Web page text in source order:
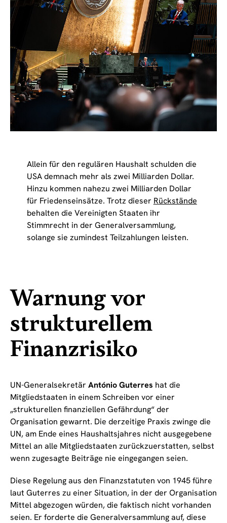
Allein für den regulären Haushalt schulden die
USA demnach mehr als zwei Milliarden Dollar.
Hinzu kommen nahezu zwei Milliarden Dollar
für Friedenseinsätze. Trotz dieser Rückstände
behalten die Vereinigten Staaten ihr
Stimmrecht in der Generalversammlung,
solange sie zumindest Teilzahlungen leisten.
Warnung vor
strukturellem
Finanzrisiko
UN-Generalsekretär António Guterres hat die
Mitgliedstaaten in einem Schreiben vor einer
„strukturellen finanziellen Gefährdung“ der
Organisation gewarnt. Die derzeitige Praxis zwinge die
UN, am Ende eines Haushaltsjahres nicht ausgegebene
Mittel an alle Mitgliedstaaten zurückzuerstatten, selbst
wenn zugesagte Beiträge nie eingegangen seien.
Diese Regelung aus den Finanzstatuten von 1945 führe
laut Guterres zu einer Situation, in der der Organisation
Mittel abgezogen würden, die faktisch nicht vorhanden
seien. Er forderte die Generalversammlung auf, diese